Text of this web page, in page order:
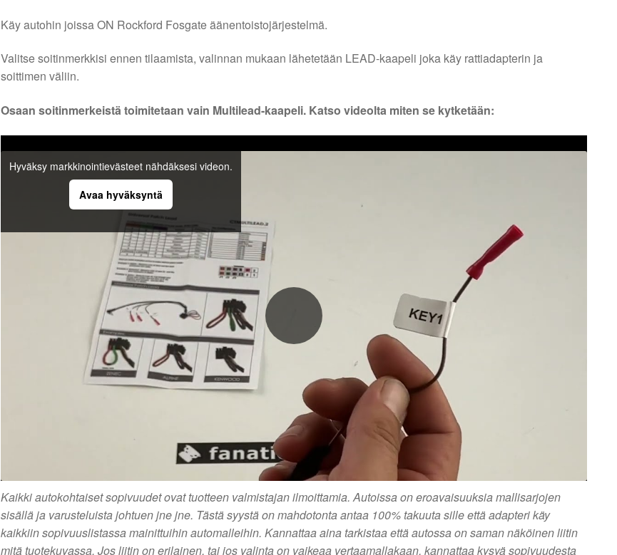
Käy autohin joissa ON Rockford Fosgate äänentoistojärjestelmä.
Valitse soitinmerkkisi ennen tilaamista, valinnan mukaan lähetetään LEAD-kaapeli joka käy rattiadapterin ja
soittimen väliin.
Osaan soitinmerkeistä toimitetaan vain Multilead-kaapeli. Katso videolta miten se kytketään:
Hyväksy markkinointievästeet nähdäksesi videon.
Avaa hyväksyntä
Kaikki autokohtaiset sopivuudet ovat tuotteen valmistajan ilmoittamia. Autoissa on eroavaisuuksia mallisarjojen
sisällä ja varusteluista johtuen jne jne. Tästä syystä on mahdotonta antaa 100% takuuta sille että adapteri käy
kaikkiin sopivuuslistassa mainittuihin automalleihin. Kannattaa aina tarkistaa että autossa on saman näköinen liitin
mitä tuotekuvassa. Jos liitin on erilainen, tai jos valinta on vaikeaa vertaamallakaan, kannattaa kysyä sopivuudesta